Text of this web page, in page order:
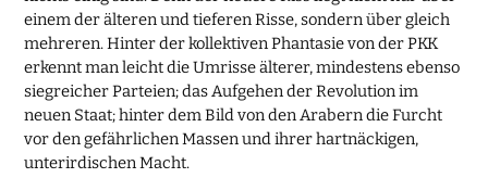
einem der älteren und tieferen Risse, sondern über gleich
mehreren. Hinter der kollektiven Phantasie von der PKK
erkennt man leicht die Umrisse älterer, mindestens ebenso
siegreicher Parteien; das Aufgehen der Revolution im
neuen Staat; hinter dem Bild von den Arabern die Furcht
vor den gefährlichen Massen und ihrer hartnäckigen,
unterirdischen Macht.